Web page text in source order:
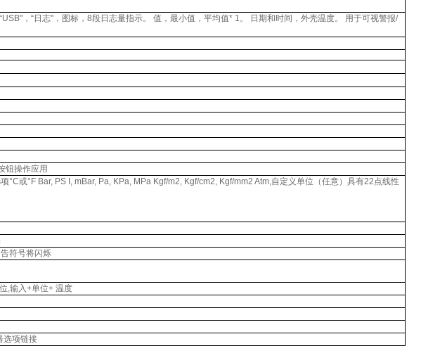
USB"，“日志"，图标，8段日志量指示。 值，最小值，平均值* 1。 日期和时间，外壳温度。 用于可视警报/
钮操作应用
°C或° F Bar, PS I, mBar, Pa, KPa, MPa Kgf/m2, Kgf/cm2, Kgf/mm2 Atm,自定义单位（任意）具有22点线性
符号将闪烁
,输入+单位+温度
选项链接